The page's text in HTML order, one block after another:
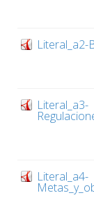
Literal_a2-
Literal_a3-
Literal_a4-